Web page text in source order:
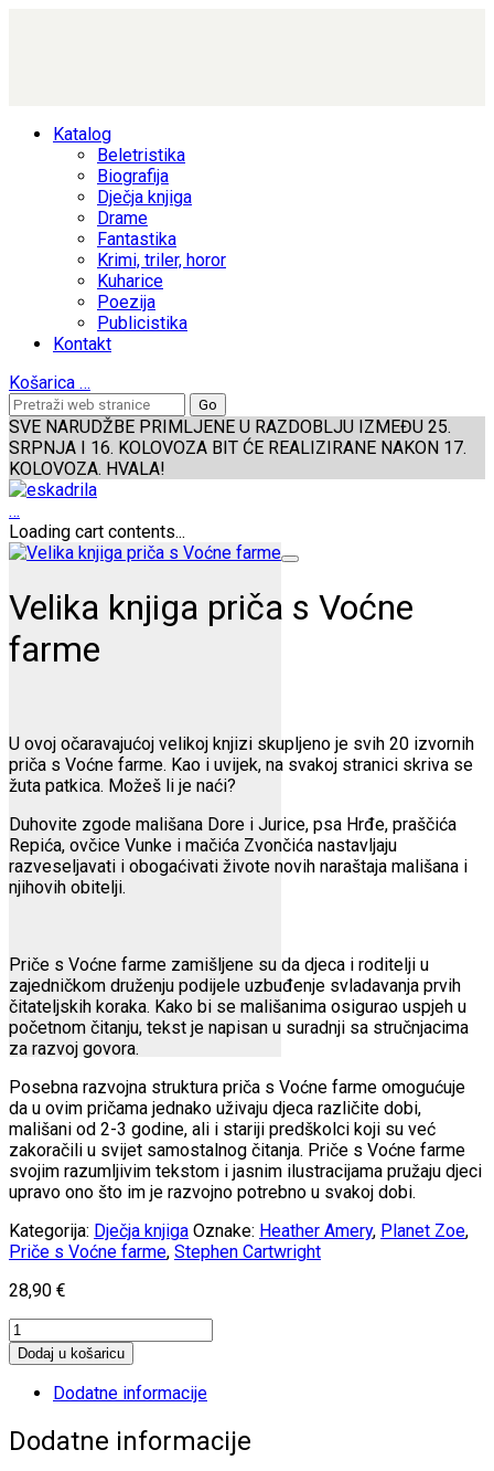
Katalog
Beletristika
Biografija
Dječja knjiga
Drame
Fantastika
Krimi, triler, horor
Kuharice
Poezija
Publicistika
Kontakt
Košarica …
SVE NARUDŽBE PRIMLJENE U RAZDOBLJU IZMEĐU 25.
SRPNJA I 16. KOLOVOZA BIT ĆE REALIZIRANE NAKON 17.
KOLOVOZA. HVALA!
…
Loading cart contents...
Velika knjiga priča s Voćne
farme
U ovoj očaravajućoj velikoj knjizi skupljeno je svih 20 izvornih
priča s Voćne farme. Kao i uvijek, na svakoj stranici skriva se
žuta patkica. Možeš li je naći?
Duhovite zgode mališana Dore i Jurice, psa Hrđe, praščića
Repića, ovčice Vunke i mačića Zvončića nastavljaju
razveseljavati i obogaćivati živote novih naraštaja mališana i
njihovih obitelji.
Priče s Voćne farme zamišljene su da djeca i roditelji u
zajedničkom druženju podijele uzbuđenje svladavanja prvih
čitateljskih koraka. Kako bi se mališanima osigurao uspjeh u
početnom čitanju, tekst je napisan u suradnji sa stručnjacima
za razvoj govora.
Posebna razvojna struktura priča s Voćne farme omogućuje
da u ovim pričama jednako uživaju djeca različite dobi,
mališani od 2-3 godine, ali i stariji predškolci koji su već
zakoračili u svijet samostalnog čitanja. Priče s Voćne farme
svojim razumljivim tekstom i jasnim ilustracijama pružaju djeci
upravo ono što im je razvojno potrebno u svakoj dobi.
Kategorija: Dječja knjiga Oznake: Heather Amery, Planet Zoe,
Priče s Voćne farme, Stephen Cartwright
28,90 €
Velika
knjiga
priča
farme
količina
Dodaj u košaricu
Dodatne informacije
Dodatne informacije